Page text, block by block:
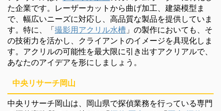
た企業です。レーザーカットから曲げ加工、建築模型ま
で、幅広いニーズに対応し、高品質な製品を提供していま
す。特に、「撮影用アクリル水槽 」の製作においても、そ
の技術力を活かし、クライアントのイメージを具現化しま
す。アクリルの可能性を最大限に引き出すアクリアルで、
あなたのアイデアを形にしましょう。
中央リサーチ岡山
中央リサーチ岡山は、岡山県で探偵業務を行っている専門